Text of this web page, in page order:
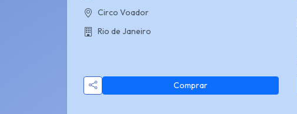
Circo Voador
Rio de Janeiro
Comprar